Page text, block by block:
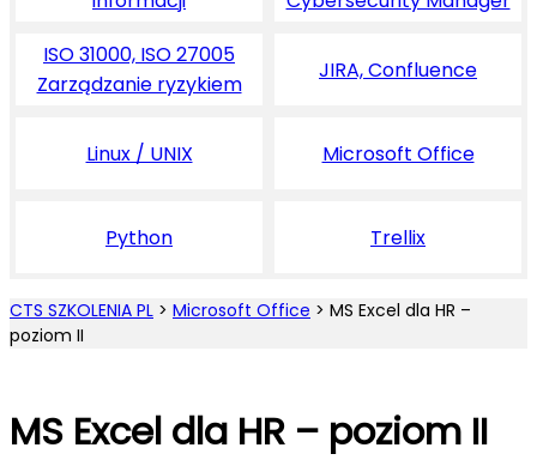
ISO 31000, ISO 27005
Zarządzanie ryzykiem
JIRA, Confluence
Linux / UNIX Microsoft Office
Python Trellix
CTS SZKOLENIA PL > Microsoft Office > MS Excel dla HR –
poziom II
MS Excel dla HR – poziom II